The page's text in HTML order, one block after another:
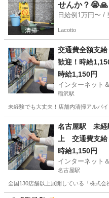
せんか？😭🙏
Lacotto
交通費全額支
歓迎！時給
店舗内清掃ア
OK
時給1,150円
インターネット
稲沢駅
未経験でも大丈夫！店舗内清掃アルバ
稲沢駅 清掃
名古屋駅 未経
上 交通費支
い、週払いOK
間以上 週1日
時給1,150円
インターネット
名古屋駅
全国130店舗以上展開している「株式